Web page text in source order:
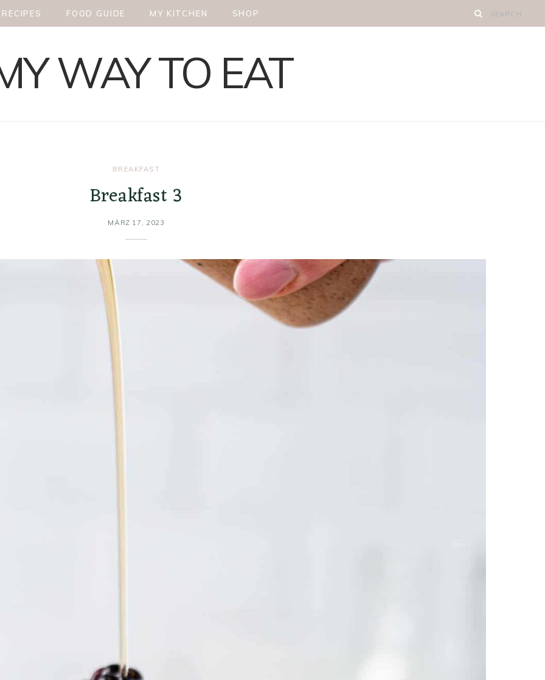
RECIPES FOOD GUIDE MY KITCHEN SHOP
BREAKFAST
Breakfast 3
MÄRZ 17, 2023